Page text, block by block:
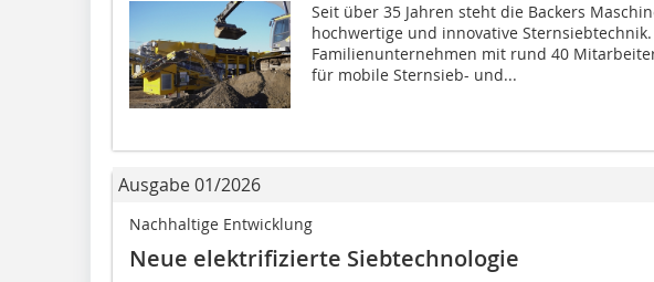
Seit über 35 Jahren steht die Backers
hochwertige und innovative Sternsiebtechnik.
Familienunternehmen mit rund 40
für mobile Sternsieb- und...
Ausgabe 01/2026
Nachhaltige Entwicklung
Neue elektrifizierte Siebtechnologie